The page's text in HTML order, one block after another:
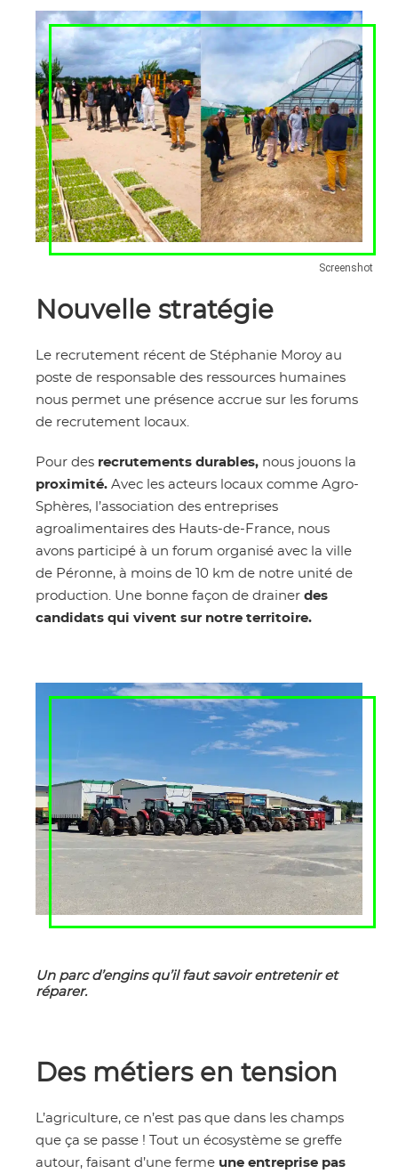
Screenshot
Nouvelle stratégie
Le recrutement récent de Stéphanie Moroy au
poste de responsable des ressources humaines
nous permet une présence accrue sur les forums
de recrutement locaux.
Pour des recrutements durables, nous jouons la
proximité. Avec les acteurs locaux comme Agro-
Sphères, l’association des entreprises
agroalimentaires des Hauts-de-France, nous
avons participé à un forum organisé avec la ville
de Péronne, à moins de 10 km de notre unité de
production. Une bonne façon de drainer des
candidats qui vivent sur notre territoire.
Un parc d’engins qu’il faut savoir entretenir et
réparer.
Des métiers en tension
L’agriculture, ce n’est pas que dans les champs
que ça se passe ! Tout un écosystème se greffe
autour, faisant d’une ferme une entreprise pas